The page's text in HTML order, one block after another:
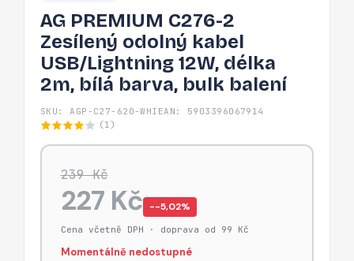
AG PREMIUM C276-2
Zesílený odolný kabel
USB/Lightning 12W, délka
2m, bílá barva, bulk balení
SKU: AGP-C27-620-WHI EAN: 5903396067914
(1)
239 Kč
227 Kč −-5,02%
Cena včetně DPH · doprava od 99 Kč
Momentálně nedostupné